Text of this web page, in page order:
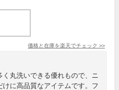
価格と在庫を楽天でチェック >>
丸洗いできる優れもので、ニ
けに高品質なアイテムです。フ